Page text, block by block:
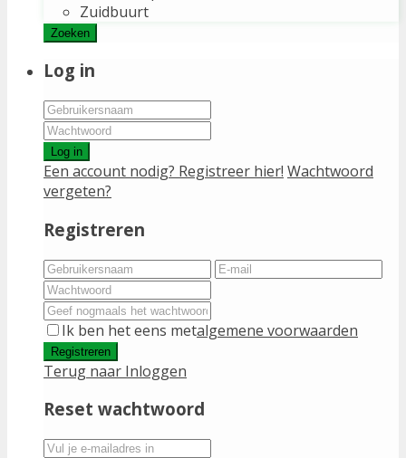
Zuidbuurt
Zoeken
Log in
Log in
Een account nodig? Registreer hier! Wachtwoord
vergeten?
Registreren
Ik ben het eens metalgemene voorwaarden
Registreren
Terug naar Inloggen
Reset wachtwoord